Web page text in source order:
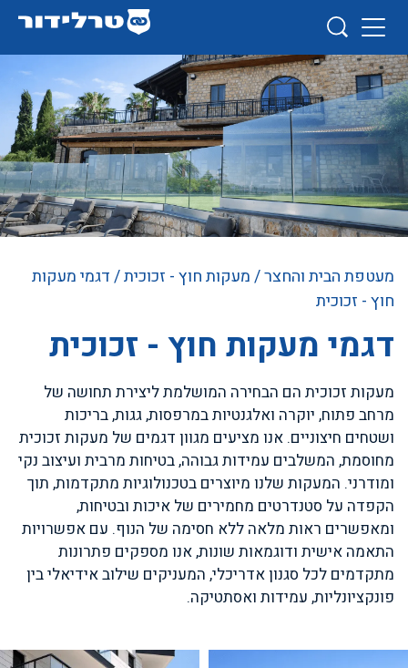
מעטפת הבית והחצר/מעקות חוץ - זכוכית/ דגמי מעקות
חוץ - זכוכית
דגמי מעקות חוץ - זכוכית
מעקות זכוכית הם הבחירה המושלמת ליצירת תחושה של
מרחב פתוח, יוקרה ואלגנטיות במרפסות, גגות, בריכות
ושטחים חיצוניים. אנו מציעים מגוון דגמים של מעקות זכוכית
מחוסמת, המשלבים עמידות גבוהה, בטיחות מרבית ועיצוב נקי
ומודרני. המעקות שלנו מיוצרים בטכנולוגיות מתקדמות, תוך
הקפדה על סטנדרטים מחמירים של איכות ובטיחות,
ומאפשרים ראות מלאה ללא חסימה של הנוף. עם אפשרויות
התאמה אישית ודוגמאות שונות, אנו מספקים פתרונות
מתקדמים לכל סגנון אדריכלי, המעניקים שילוב אידיאלי בין
פונקציונליות, עמידות ואסתטיקה.